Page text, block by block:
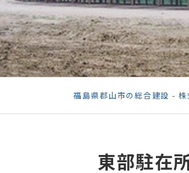
福島県郡山市の総合建設 -
東部駐在